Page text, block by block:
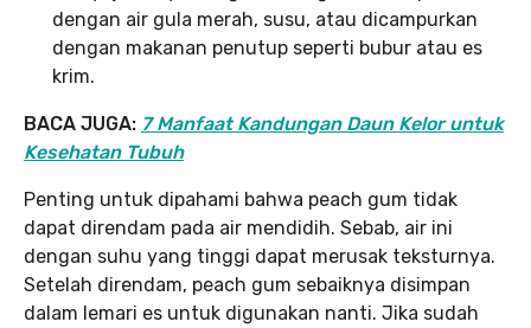
dengan air gula merah, susu, atau dicampurkan
dengan makanan penutup seperti bubur atau es
krim.
BACA JUGA: 7 Manfaat Kandungan Daun Kelor untuk
Kesehatan Tubuh
Penting untuk dipahami bahwa peach gum tidak
dapat direndam pada air mendidih. Sebab, air ini
dengan suhu yang tinggi dapat merusak teksturnya.
Setelah direndam, peach gum sebaiknya disimpan
dalam lemari es untuk digunakan nanti. Jika sudah